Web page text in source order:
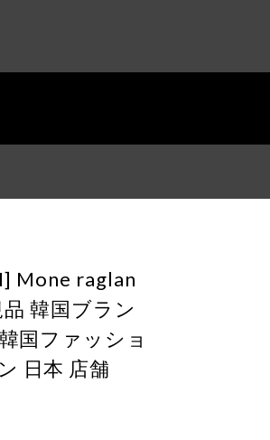
Mone raglan
韓国ブラン
国ファッショ
日本 店舗